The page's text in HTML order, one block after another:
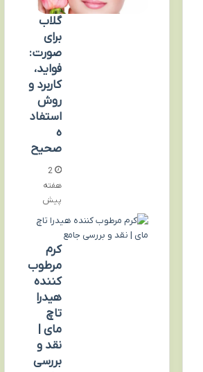
گلاب
برای
صورت:
فواید،
کاربرد و
روش
استفاد
ه
صحیح
2
هفته
پیش
کرم
مرطوب
کننده
هیدرا
تاچ
مای |
نقد و
بررسی